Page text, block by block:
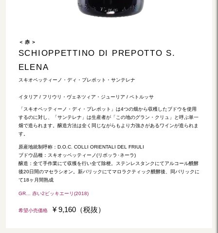
＜ 赤 ＞
SCHIOPPETTINO DI PREPOTTO S.
ELENA
スキオペッティーノ・ディ・プレポット・サンテレナ
イタリア / フリウリ・ヴェネツィア・ジューリア / ペトルッサ
「スキオペッティーノ・ディ・プレポット」は4つの畑から収穫したブドウを使用
するのに対し、「サンテレナ」は生産者が「この地のグラン・クリュ」と呼ぶ単一
畑で造られます。醸造方法は全く同じながらもより力強さがあるワインが造られま
す。
原産地統制呼称：D.O.C. COLLI ORIENTALI DEL FRIULI
ブドウ品種：スキオッペッティーノ(リボッラ･ネーラ)
醸造：全て手作業にて収獲を行い全て除梗。ステンレスタンクにてアルコール醗酵
後20日間のマセラシオン。新バリックにてマロラクティック醗酵後、同バリックに
て18ヶ月間熟成
GR… 赤い2ビッキエーリ(2018)
希望小売価格 ¥ 9,160（税抜）